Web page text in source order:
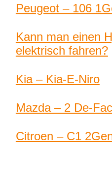
Peugeot – 106
Kann man einen
elektrisch fahren?
Kia – Kia-E-Niro
Mazda – 2 De-
Citroen – C1